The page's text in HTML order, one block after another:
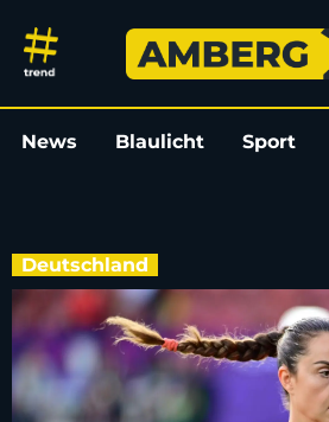
Nach 111
News Blaulicht Sport
Deutschland